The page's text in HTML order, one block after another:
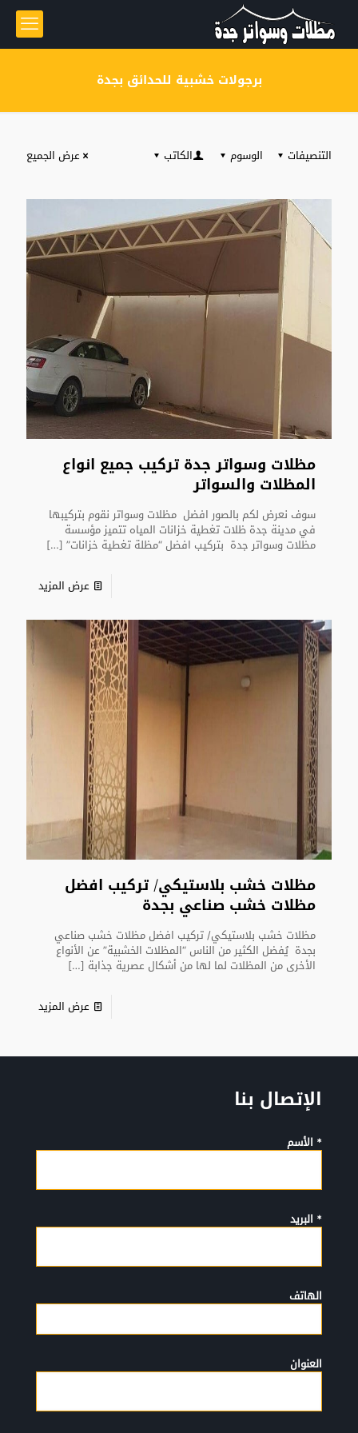
برجولات خشبية للحدائق بجدة
التنصيفات الوسوم الكاتب عرض الجميع
مظلات وسواتر جدة تركيب جميع انواع
المظلات والسواتر
سوف نعرض لكم بالصور افضل مظلات وسواتر نقوم بتركيبها
في مدينة جدة ظلات تغطية خزانات المياه تتميز مؤسسة
مظلات وسواتر جدة بتركيب افضل “مظلة تغطية خزانات” […]
عرض المزيد
مظلات خشب بلاستيكي/ تركيب افضل
مظلات خشب صناعي بجدة
مظلات خشب بلاستيكي/ تركيب افضل مظلات خشب صناعي
بجدة يُفضل الكثير من الناس “المظلات الخشبية” عن الأنواع
الأخرى من المظلات لما لها من أشكال عصرية جذابة […]
عرض المزيد
الإتصال بنا
* الأسم
* البريد
الهاتف
العنوان